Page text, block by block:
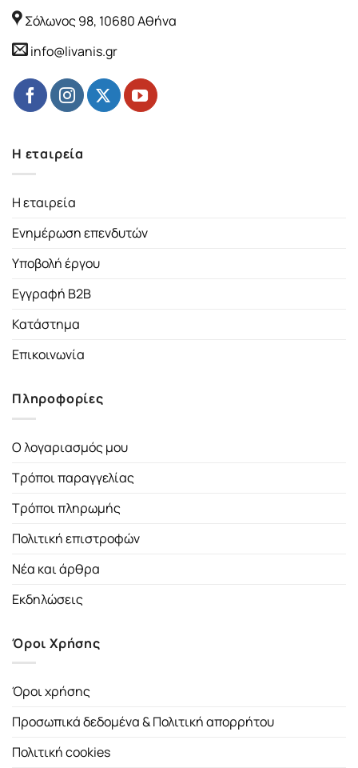
Σόλωνος 98, 10680 Αθήνα
info@livanis.gr
Η εταιρεία
Η εταιρεία
Ενημέρωση επενδυτών
Υποβολή έργου
Εγγραφή B2B
Κατάστημα
Επικοινωνία
Πληροφορίες
Ο λογαριασμός μου
Τρόποι παραγγελίας
Τρόποι πληρωμής
Πολιτική επιστροφών
Νέα και άρθρα
Εκδηλώσεις
Όροι Χρήσης
Όροι χρήσης
Προσωπικά δεδομένα & Πολιτική απορρήτου
Πολιτική cookies